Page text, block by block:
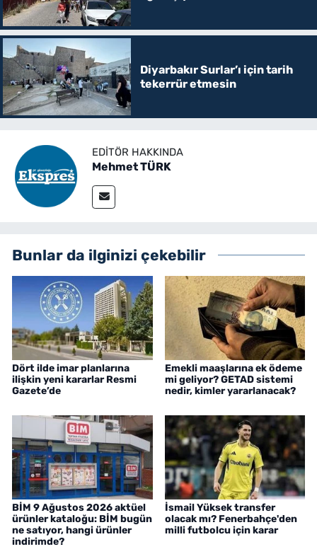
Diyarbakır Surlar’ı için tarih
tekerrür etmesin
EDITÖR HAKKINDA
Mehmet TÜRK
Bunlar da ilginizi çekebilir
Dört ilde imar planlarına
ilişkin yeni kararlar Resmi
Gazete’de
Emekli maaşlarına ek ödeme
mi geliyor? GETAD sistemi
nedir, kimler yararlanacak?
BİM 9 Ağustos 2026 aktüel
ürünler kataloğu: BİM bugün
ne satıyor, hangi ürünler
indirimde?
İsmail Yüksek transfer
olacak mı? Fenerbahçe'den
milli futbolcu için karar